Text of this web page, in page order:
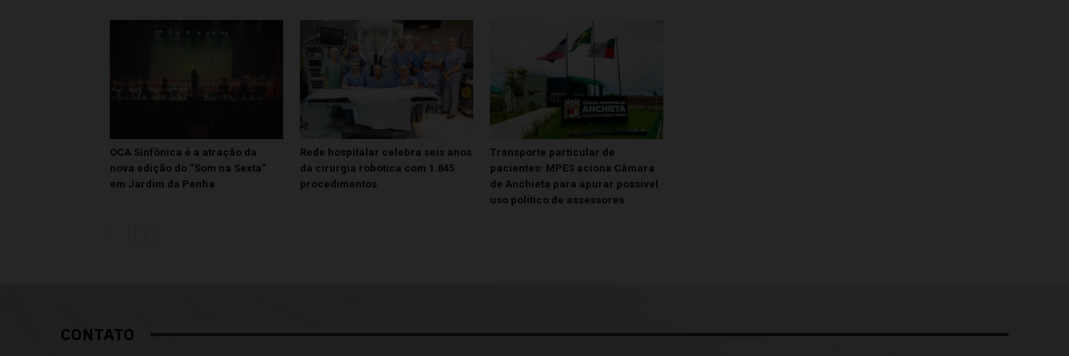
OCA Sinfônica é a atração da
nova edição do “Som na Sexta”
em Jardim da Penha
Rede hospitalar celebra seis anos
da cirurgia robótica com 1.845
procedimentos
Transporte particular de
pacientes: MPES aciona Câmara
de Anchieta para apurar possível
uso político de assessores
CONTATO